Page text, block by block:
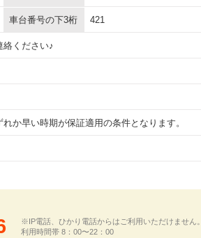
車台番号の下3桁 421
絡ください♪
か早い時期が保証適用の条件となります。
※IP電話、ひかり電話からはご利用いただけません。
利用時間帯 8：00〜22：00